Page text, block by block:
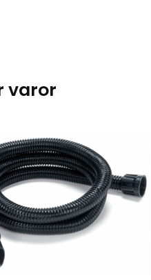
varor